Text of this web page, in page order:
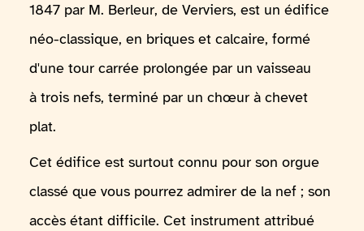
1847 par M. Berleur, de Verviers, est un édifice
néo-classique, en briques et calcaire, formé
d'une tour carrée prolongée par un vaisseau
à trois nefs, terminé par un chœur à chevet
plat.
Cet édifice est surtout connu pour son orgue
classé que vous pourrez admirer de la nef ; son
accès étant difficile. Cet instrument attribué